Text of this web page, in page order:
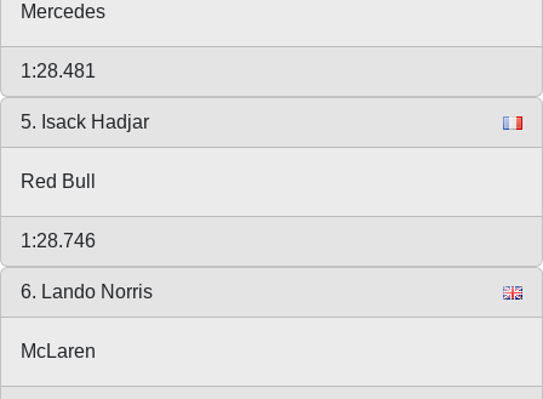
Mercedes
1:28.481
5. Isack Hadjar
Red Bull
1:28.746
6. Lando Norris
McLaren